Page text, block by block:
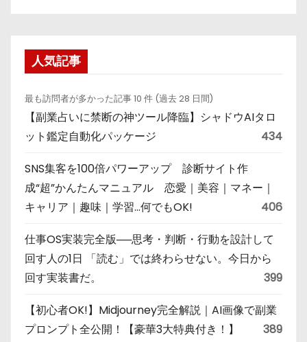
人気記事
最も訪問者が多かった記事 10 件 (過去 28 日間)
【副業占いに禁断の神ツール降臨】シャドウAIタロ
ット鑑定自動化パッケージ
434
SNS集客を100倍パワーアップ 診断サイト作
成“超”かんたんマニュアル 恋愛｜美容｜マネー｜
キャリア｜趣味｜学習…何でもOK!
406
仕事OS実装完全版──思考・判断・行動を設計して
回す人の1日 「読む」では終わらせない。今日から
回す実装書だ。
399
【初心者OK!】Midjourney完全解説｜AI画像で副業
プロンプト全公開！【豪華3大特典付き！】
389